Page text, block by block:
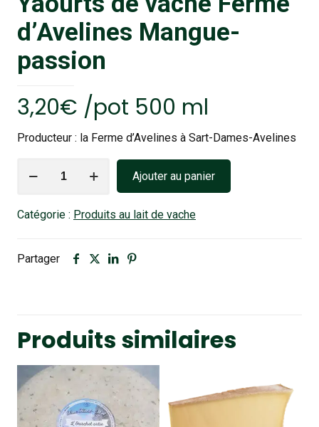
d’Avelines Mangue-
passion
3,20€ /pot 500 ml
Producteur : la Ferme d’Avelines à Sart-Dames-Avelines
de
Ferme
Ajouter au panier
Catégorie : Produits au lait de vache
Partager
Produits similaires